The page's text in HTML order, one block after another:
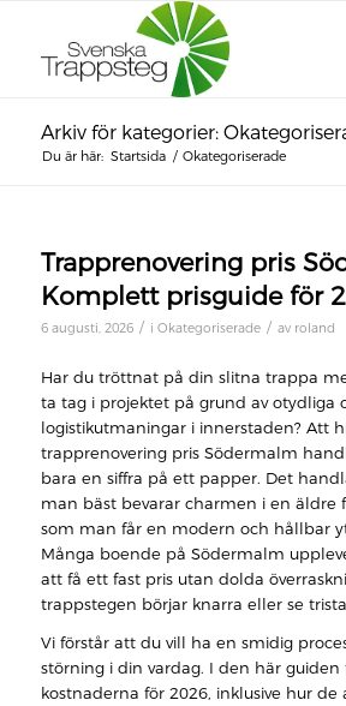
Arkiv för kategorier:
Du är här: Startsida / Okategoriserade
Trapprenovering pris
Komplett prisguide för
6 augusti, 2026 / i Okategoriserade / av roland
Har du tröttnat på din slitna trappa
ta tag i projektet på grund av otydliga
logistikutmaningar i innerstaden? Att
trapprenovering pris Södermalm
bara en siffra på ett papper. Det
man bäst bevarar charmen i en äldre
som man får en modern och hållbar
Många boende på Södermalm
att få ett fast pris utan dolda
trappstegen börjar knarra eller se
Vi förstår att du vill ha en smidig
störning i din vardag. I den här
kostnaderna för 2026, inklusive hur